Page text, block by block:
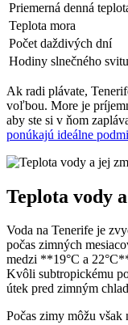
Priemerná denná
Teplota mora
Počet daždivých dní
Hodiny slnečného svitu
Ak radi plávate,
voľbou. More je
aby ste si v ňom
ponúkajú ideálne
Teplota vody
Voda na Tenerife je
počas zimných
medzi **19°C a
Kvôli subtropickému
útek pred zimným
Počas zimy môžu